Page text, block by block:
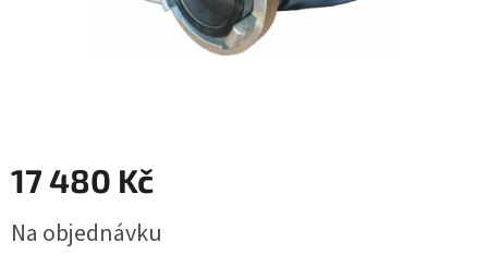
17 480 Kč
cena:
Na objednávku